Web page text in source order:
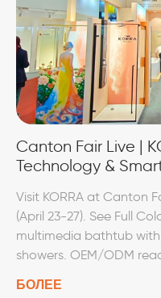
Canton Fair Live |
Technology &
Visit KORRA at Canton
(April 23-27). See Full
multimedia bathtub
showers. OEM/ODM
БОЛЕЕ